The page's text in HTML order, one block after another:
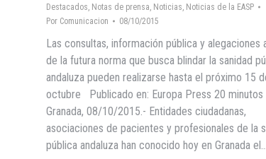
Destacados Notas de prensa Noticias Noticias de la EASP
Por Comunicacion 08/10/2015
Las consultas, información pública y alegaciones
de la futura norma que busca blindar la sanidad
andaluza pueden realizarse hasta el próximo 15
octubre Publicado en: Europa Press 20 minutos
Granada, 08/10/2015.- Entidades ciudadanas,
asociaciones de pacientes y profesionales de la
pública andaluza han conocido hoy en Granada el…